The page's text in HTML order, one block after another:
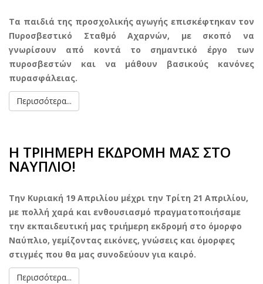
Τα παιδιά της προσχολικής αγωγής επισκέφτηκαν τον
Πυροσβεστικό Σταθμό Αχαρνών, με σκοπό να
γνωρίσουν από κοντά το σημαντικό έργο των
πυροσβεστών και να μάθουν βασικούς κανόνες
πυρασφάλειας.
Περισσότερα...
Η ΤΡΙΗΜΕΡΗ ΕΚΔΡΟΜΗ ΜΑΣ ΣΤΟ
ΝΑΥΠΛΙΟ!
Την Κυριακή 19 Απριλίου μέχρι την Τρίτη 21 Απριλίου,
με πολλή χαρά και ενθουσιασμό πραγματοποιήσαμε
την εκπαιδευτική μας τριήμερη εκδρομή στο όμορφο
Ναύπλιο, γεμίζοντας εικόνες, γνώσεις και όμορφες
στιγμές που θα μας συνοδεύουν για καιρό.
Περισσότερα...